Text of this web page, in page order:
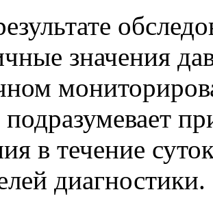
значения
подразумевает
в течение
диагностики.